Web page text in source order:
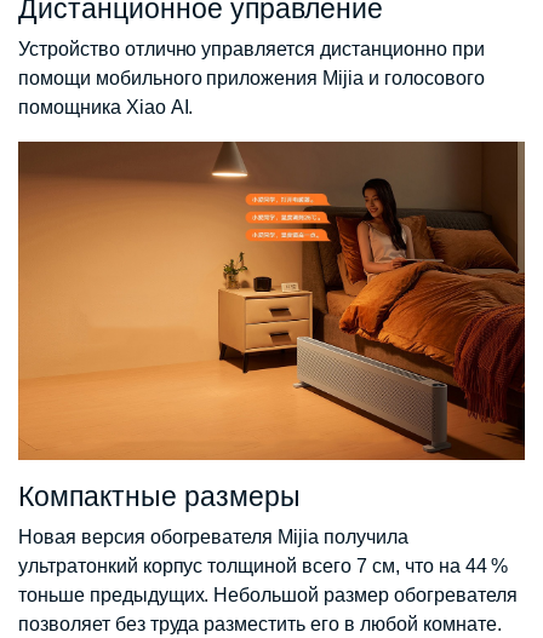
Дистанционное управление
Устройство отлично управляется дистанционно при
помощи мобильного приложения Mijia и голосового
помощника Xiао AI.
Компактные размеры
Новая версия обогревателя Mijia получила
ультратонкий корпус толщиной всего 7 см, что на 44 %
тоньше предыдущих. Небольшой размер обогревателя
позволяет без труда разместить его в любой комнате.